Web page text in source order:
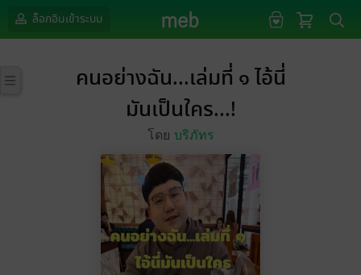
ล็อกอินเข้าระบบ
คนอย่างฉัน...เล่มที่ ๑ ไอ้นี่
มันเป็นใคร...!
โดย บริภัทร